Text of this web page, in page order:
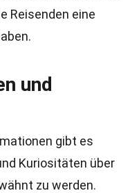
Reisenden eine
und
gibt es
Kuriositäten über
zu werden.